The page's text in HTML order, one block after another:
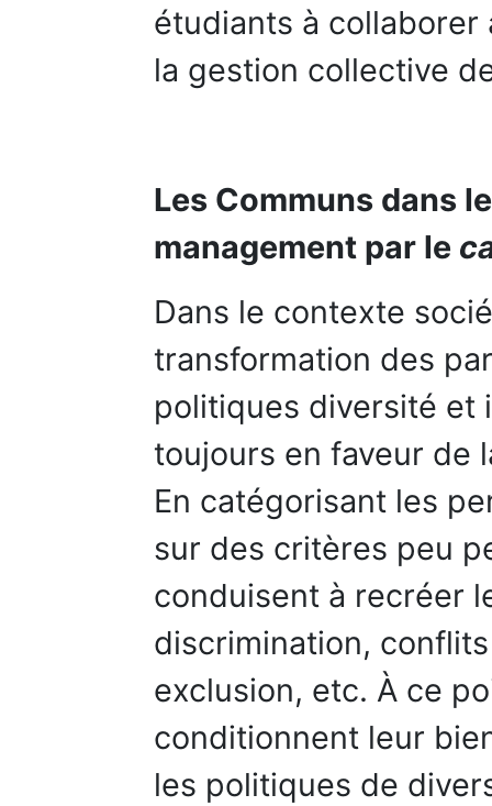
étudiants à
la gestion collective
Les Communs dans
management par le
Dans le contexte
transformation des
politiques diversité et
toujours en faveur de
En catégorisant les
sur des critères peu
conduisent à recréer
discrimination,
exclusion, etc. À ce
conditionnent leur
les politiques de